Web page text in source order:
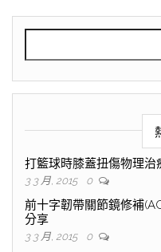
打籃球時膝蓋扭傷物理
3 3 月, 2015 0
前十字韌帶關節鏡修補
分享
3 3 月, 2015 0